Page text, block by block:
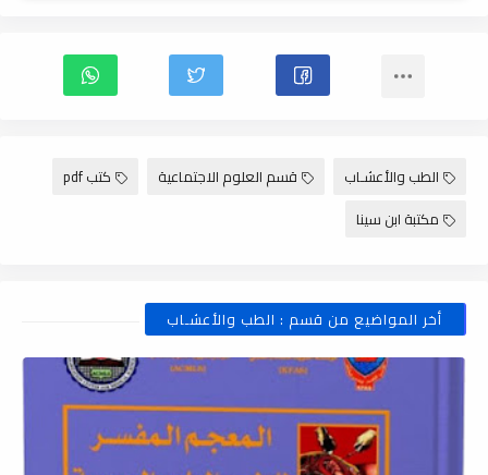
الطب والأعشـاب قسم العلوم الاجتماعية
كتب pdf
مكتبة ابن سينا
أخر المواضيع من قسم : الطب والأعشـاب